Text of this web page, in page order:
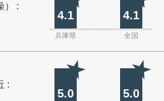
） :
4.1 4.1
兵庫県 全国
:
5.0 5.0